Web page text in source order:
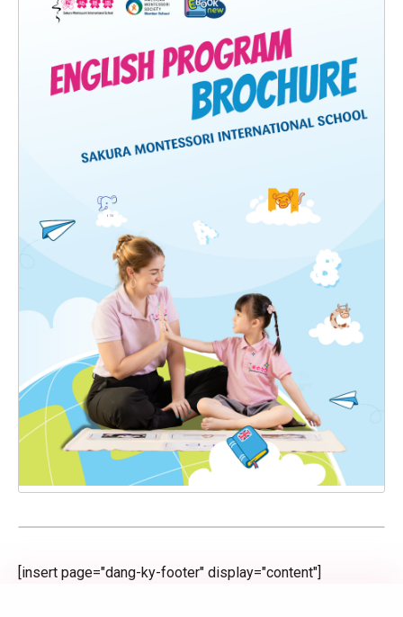
[insert page="dang-ky-footer" display="content"]